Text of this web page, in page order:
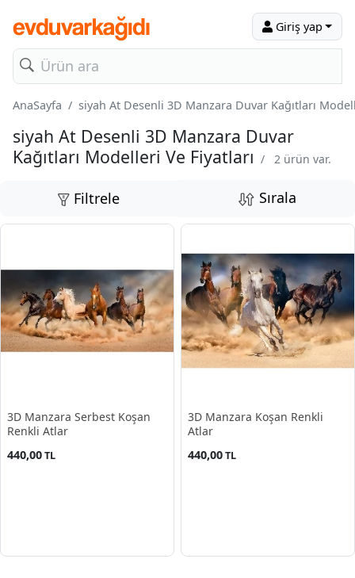
Giriş yap
AnaSayfa siyah At Desenli 3D Manzara Duvar Kağıtları
siyah At Desenli 3D Manzara Duvar
Kağıtları Modelleri Ve Fiyatları / 2 ürün var.
Filtrele Sırala
3D Manzara Serbest Koşan
Renkli Atlar
440,00TL
3D Manzara Koşan Renkli
Atlar
440,00TL